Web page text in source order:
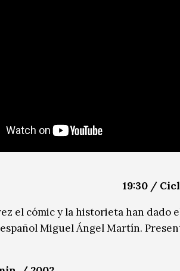
19:30 /
el cómic y la historieta han dado
Miguel Ángel Martín.